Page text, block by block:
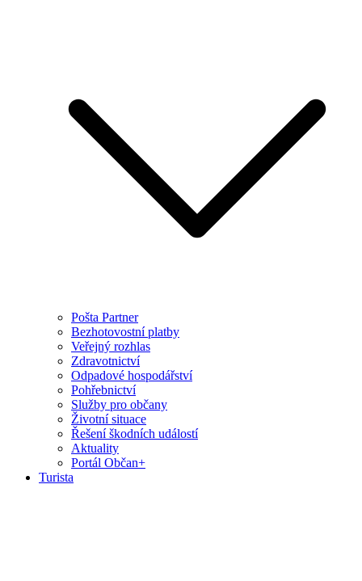
Pošta Partner
Bezhotovostní platby
Veřejný rozhlas
Zdravotnictví
Odpadové hospodářství
Pohřebnictví
Služby pro občany
Životní situace
Řešení škodních událostí
Aktuality
Portál Občan+
Turista